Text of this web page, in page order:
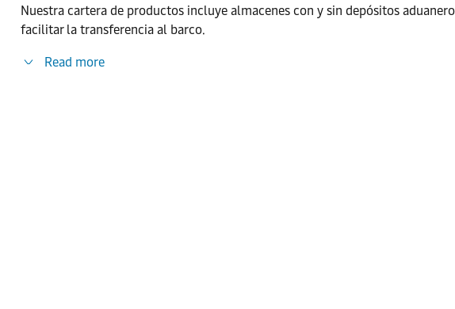
Nuestra cartera de productos incluye almacenes con y sin depósitos
facilitar la transferencia al barco.
Read more